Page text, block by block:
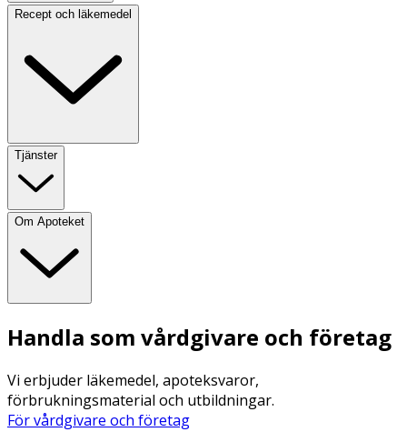
Recept och läkemedel
Tjänster
Om Apoteket
Handla som vårdgivare och företag
Vi erbjuder läkemedel, apoteksvaror,
förbrukningsmaterial och utbildningar.
För vårdgivare och företag